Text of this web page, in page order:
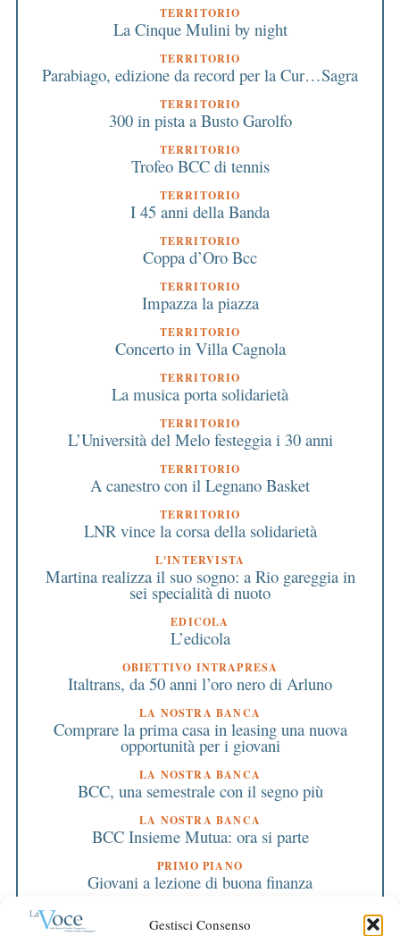
Gestisci Consenso
TERRITORIO
La Cinque Mulini by night
TERRITORIO
Parabiago, edizione da record per la Cur…Sagra
TERRITORIO
300 in pista a Busto Garolfo
TERRITORIO
Trofeo BCC di tennis
TERRITORIO
I 45 anni della Banda
TERRITORIO
Coppa d’Oro Bcc
TERRITORIO
Impazza la piazza
TERRITORIO
Concerto in Villa Cagnola
TERRITORIO
La musica porta solidarietà
TERRITORIO
L’Università del Melo festeggia i 30 anni
TERRITORIO
A canestro con il Legnano Basket
TERRITORIO
LNR vince la corsa della solidarietà
L'INTERVISTA
Martina realizza il suo sogno: a Rio gareggia in
sei specialità di nuoto
EDICOLA
L’edicola
OBIETTIVO INTRAPRESA
Italtrans, da 50 anni l’oro nero di Arluno
LA NOSTRA BANCA
Comprare la prima casa in leasing una nuova
opportunità per i giovani
LA NOSTRA BANCA
BCC, una semestrale con il segno più
LA NOSTRA BANCA
BCC Insieme Mutua: ora si parte
PRIMO PIANO
Giovani a lezione di buona finanza
La fiducia nelle banche è ai minimi